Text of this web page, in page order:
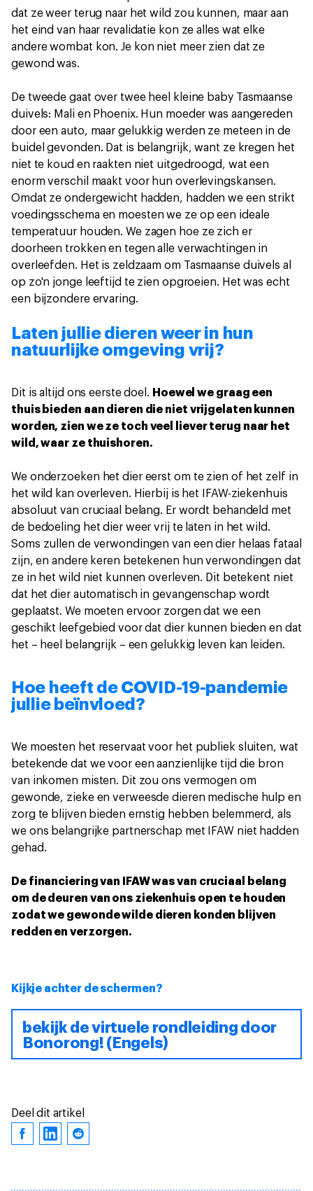
dat ze weer terug naar het wild zou kunnen, maar aan
het eind van haar revalidatie kon ze alles wat elke
andere wombat kon. Je kon niet meer zien dat ze
gewond was.
De tweede gaat over twee heel kleine baby Tasmaanse
duivels: Mali en Phoenix. Hun moeder was aangereden
door een auto, maar gelukkig werden ze meteen in de
buidel gevonden. Dat is belangrijk, want ze kregen het
niet te koud en raakten niet uitgedroogd, wat een
enorm verschil maakt voor hun overlevingskansen.
Omdat ze ondergewicht hadden, hadden we een strikt
voedingsschema en moesten we ze op een ideale
temperatuur houden. We zagen hoe ze zich er
doorheen trokken en tegen alle verwachtingen in
overleefden. Het is zeldzaam om Tasmaanse duivels al
op zo'n jonge leeftijd te zien opgroeien. Het was echt
een bijzondere ervaring.
Laten jullie dieren weer in hun
natuurlijke omgeving vrij?
Dit is altijd ons eerste doel. Hoewel we graag een
thuis bieden aan dieren die niet vrijgelaten kunnen
worden, zien we ze toch veel liever terug naar het
wild, waar ze thuishoren.
We onderzoeken het dier eerst om te zien of het zelf in
het wild kan overleven. Hierbij is het IFAW-ziekenhuis
absoluut van cruciaal belang. Er wordt behandeld met
de bedoeling het dier weer vrij te laten in het wild.
Soms zullen de verwondingen van een dier helaas fataal
zijn, en andere keren betekenen hun verwondingen dat
ze in het wild niet kunnen overleven. Dit betekent niet
dat het dier automatisch in gevangenschap wordt
geplaatst. We moeten ervoor zorgen dat we een
geschikt leefgebied voor dat dier kunnen bieden en dat
het – heel belangrijk – een gelukkig leven kan leiden.
Hoe heeft de COVID-19-pandemie
jullie beïnvloed?
We moesten het reservaat voor het publiek sluiten, wat
betekende dat we voor een aanzienlijke tijd die bron
van inkomen misten. Dit zou ons vermogen om
gewonde, zieke en verweesde dieren medische hulp en
zorg te blijven bieden ernstig hebben belemmerd, als
we ons belangrijke partnerschap met IFAW niet hadden
gehad.
De financiering van IFAW was van cruciaal belang
om de deuren van ons ziekenhuis open te houden
zodat we gewonde wilde dieren konden blijven
redden en verzorgen.
Kijkje achter de schermen?
bekijk de virtuele rondleiding door
Bonorong! (Engels)
Deel dit artikel